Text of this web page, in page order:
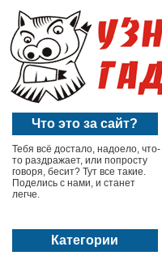
Что это за сайт?
Тебя всё достало, надоело, что-
то раздражает, или попросту
говоря, бесит? Тут все такие.
Поделись с нами, и станет
легче.
Категории